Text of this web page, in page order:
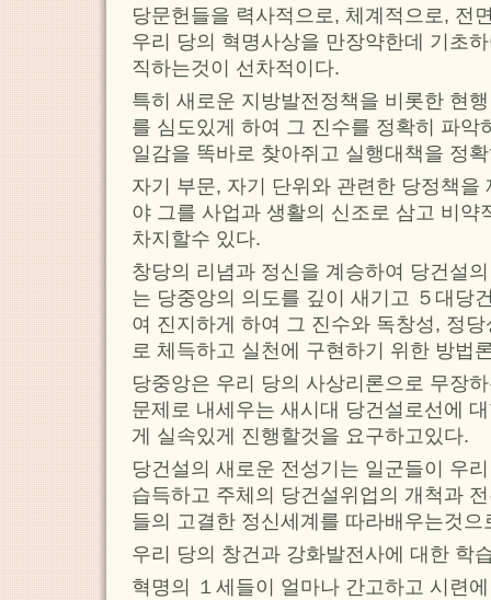
당문헌들을 력사적으로, 체계적으로, 전
우리 당의 혁명사상을 만장약한데 기초
직하는것이 선차적이다.
특히 새로운 지방발전정책을 비롯한 현
를 심도있게 하여 그 진수를 정확히 파악
일감을 똑바로 찾아쥐고 실행대책을 정
자기 부문, 자기 단위와 관련한 당정책을
야 그를 사업과 생활의 신조로 삼고 비약
차지할수 있다.
창당의 리념과 정신을 계승하여 당건설
는 당중앙의 의도를 깊이 새기고 ５대당
여 진지하게 하여 그 진수와 독창성, 정
로 체득하고 실천에 구현하기 위한 방법
당중앙은 우리 당의 사상리론으로 무장
문제로 내세우는 새시대 당건설로선에
게 실속있게 진행할것을 요구하고있다.
당건설의 새로운 전성기는 일군들이 우
습득하고 주체의 당건설위업의 개척과
들의 고결한 정신세계를 따라배우는것
우리 당의 창건과 강화발전사에 대한 학
혁명의 １세들이 얼마나 간고하고 시련